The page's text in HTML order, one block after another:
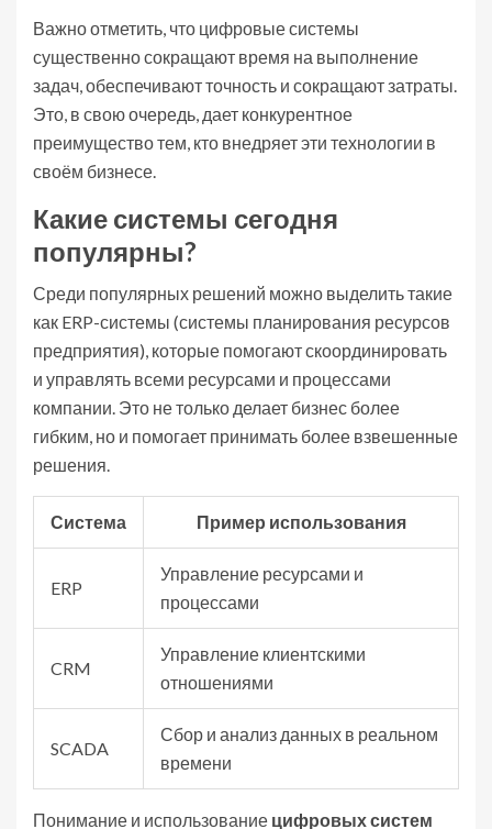
Важно отметить, что цифровые системы
существенно сокращают время на выполнение
задач, обеспечивают точность и сокращают затраты.
Это, в свою очередь, дает конкурентное
преимущество тем, кто внедряет эти технологии в
своём бизнесе.
Какие системы сегодня
популярны?
Среди популярных решений можно выделить такие
как ERP-системы (системы планирования ресурсов
предприятия), которые помогают скоординировать
и управлять всеми ресурсами и процессами
компании. Это не только делает бизнес более
гибким, но и помогает принимать более взвешенные
решения.
Система Пример использования
ERP
Управление ресурсами и
процессами
CRM
Управление клиентскими
отношениями
SCADA
Сбор и анализ данных в реальном
времени
Понимание и использование цифровых систем